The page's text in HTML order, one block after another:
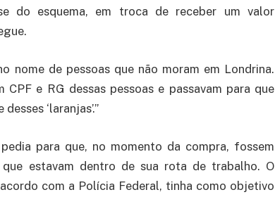
do esquema, em troca de receber um valor
nome de pessoas que não moram em Londrina.
CPF e RG dessas pessoas e passavam para que
‘laranjas’.”
para que, no momento da compra, fossem
estavam dentro de sua rota de trabalho. O
com a Polícia Federal, tinha como objetivo